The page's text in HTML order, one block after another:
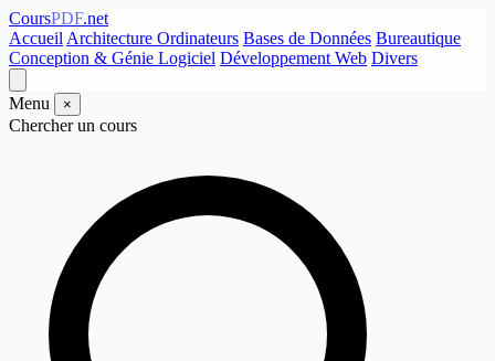
CoursPDF.net
Accueil Architecture Ordinateurs Bases de Données Bureautique
Conception & Génie Logiciel Développement Web Divers
Menu ×
Chercher un cours